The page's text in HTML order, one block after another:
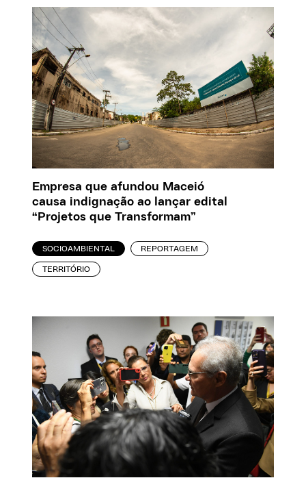
Empresa que afundou Maceió
causa indignação ao lançar edital
“Projetos que Transformam”
SOCIOAMBIENTAL REPORTAGEM
TERRITÓRIO